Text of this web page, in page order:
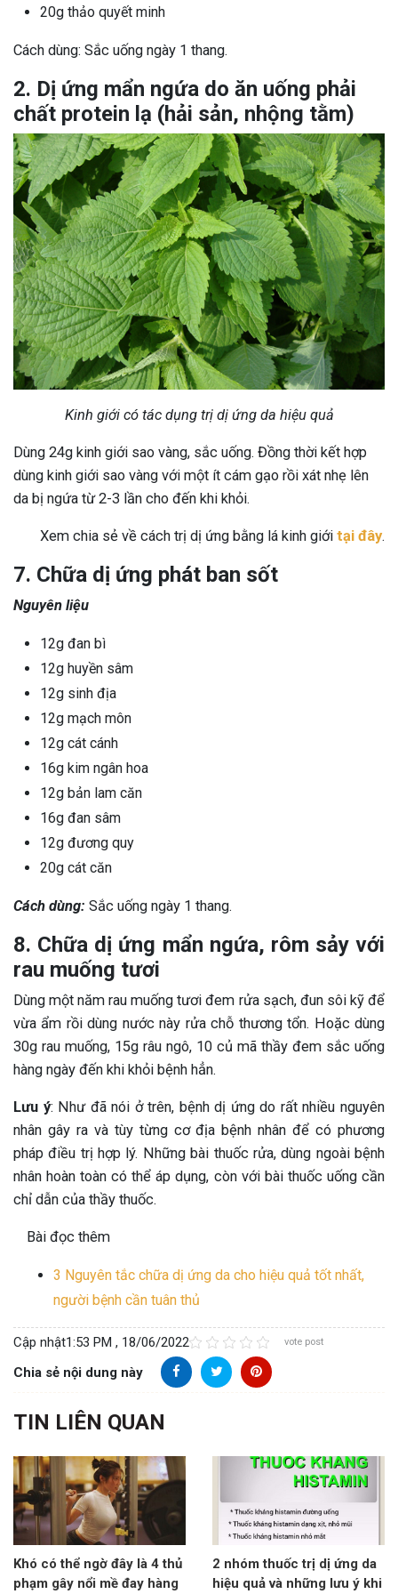
20g thảo quyết minh
Cách dùng: Sắc uống ngày 1 thang.
2. Dị ứng mẩn ngứa do ăn uống phải
chất protein lạ (hải sản, nhộng tằm)
Kinh giới có tác dụng trị dị ứng da hiệu quả
Dùng 24g kinh giới sao vàng, sắc uống. Đồng thời kết hợp
dùng kinh giới sao vàng với một ít cám gạo rồi xát nhẹ lên
da bị ngứa từ 2-3 lần cho đến khi khỏi.
Xem chia sẻ về cách trị dị ứng bằng lá kinh giới tại đây.
7. Chữa dị ứng phát ban sốt
Nguyên liệu
12g đan bì
12g huyền sâm
12g sinh địa
12g mạch môn
12g cát cánh
16g kim ngân hoa
12g bản lam căn
16g đan sâm
12g đương quy
20g cát căn
Cách dùng: Sắc uống ngày 1 thang.
8. Chữa dị ứng mẩn ngứa, rôm sảy với
rau muống tươi
Dùng một năm rau muống tươi đem rửa sạch, đun sôi kỹ để
vừa ẩm rồi dùng nước này rửa chỗ thương tổn. Hoặc dùng
30g rau muống, 15g râu ngô, 10 củ mã thầy đem sắc uống
hàng ngày đến khi khỏi bệnh hẳn.
Lưu ý: Như đã nói ở trên, bệnh dị ứng do rất nhiều nguyên
nhân gây ra và tùy từng cơ địa bệnh nhân để có phương
pháp điều trị hợp lý. Những bài thuốc rửa, dùng ngoài bệnh
nhân hoàn toàn có thể áp dụng, còn với bài thuốc uống cần
chỉ dẫn của thầy thuốc.
Bài đọc thêm
3 Nguyên tắc chữa dị ứng da cho hiệu quả tốt nhất,
người bệnh cần tuân thủ
Cập nhật1:53 PM , 18/06/2022 vote post
Chia sẻ nội dung này
TIN LIÊN QUAN
Khó có thể ngờ đây là 4 thủ
phạm gây nổi mề đay hàng
2 nhóm thuốc trị dị ứng da
hiệu quả và những lưu ý khi